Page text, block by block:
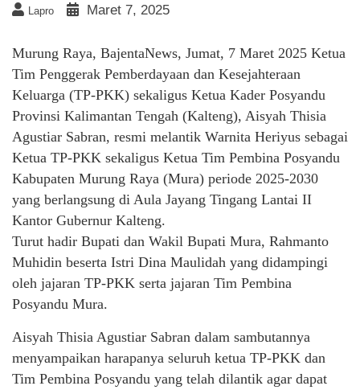
Lapro Maret 7, 2025
Murung Raya, BajentaNews, Jumat, 7 Maret 2025 Ketua
Tim Penggerak Pemberdayaan dan Kesejahteraan
Keluarga (TP-PKK) sekaligus Ketua Kader Posyandu
Provinsi Kalimantan Tengah (Kalteng), Aisyah Thisia
Agustiar Sabran, resmi melantik Warnita Heriyus sebagai
Ketua TP-PKK sekaligus Ketua Tim Pembina Posyandu
Kabupaten Murung Raya (Mura) periode 2025-2030
yang berlangsung di Aula Jayang Tingang Lantai II
Kantor Gubernur Kalteng.
Turut hadir Bupati dan Wakil Bupati Mura, Rahmanto
Muhidin beserta Istri Dina Maulidah yang didampingi
oleh jajaran TP-PKK serta jajaran Tim Pembina
Posyandu Mura.
Aisyah Thisia Agustiar Sabran dalam sambutannya
menyampaikan harapanya seluruh ketua TP-PKK dan
Tim Pembina Posyandu yang telah dilantik agar dapat